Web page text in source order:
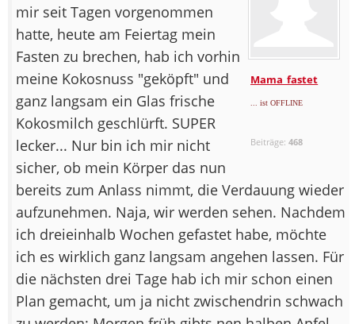
Mama_fastet
... ist OFFLINE
Beiträge:468
mir seit Tagen vorgenommen
hatte, heute am Feiertag mein
Fasten zu brechen, hab ich vorhin
meine Kokosnuss "geköpft" und
ganz langsam ein Glas frische
Kokosmilch geschlürft. SUPER
lecker... Nur bin ich mir nicht
sicher, ob mein Körper das nun
bereits zum Anlass nimmt, die Verdauung wieder
aufzunehmen. Naja, wir werden sehen. Nachdem
ich dreieinhalb Wochen gefastet habe, möchte
ich es wirklich ganz langsam angehen lassen. Für
die nächsten drei Tage hab ich mir schon einen
Plan gemacht, um ja nicht zwischendrin schwach